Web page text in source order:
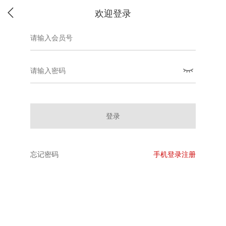
欢迎登录
登录
忘记密码 手机登录注册